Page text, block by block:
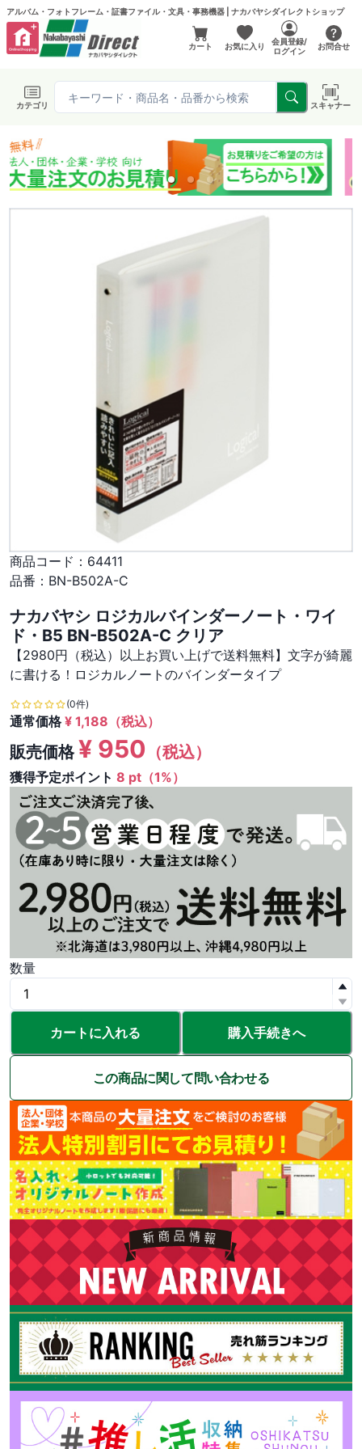
アルバム・フォトフレーム・証書ファイル・文具・事務機器 | ナカバヤシダイレクトショップ
カート お気に入り
会員登録/
ログイン
お問合せ
カテゴリ スキャナー
商品コード： 64411
品番： BN-B502A-C
ナカバヤシ ロジカルバインダーノート・ワイ
ド・B5 BN-B502A-C クリア
【2980円（税込）以上お買い上げで送料無料】文字が綺麗
に書ける！ロジカルノートのバインダータイプ
(0件)
通常価格¥ 1,188 （税込）
販売価格¥ 950 （税込）
獲得予定ポイント 8 pt（1%）
数量
カートに入れる 購入手続きへ
この商品に関して問い合わせる